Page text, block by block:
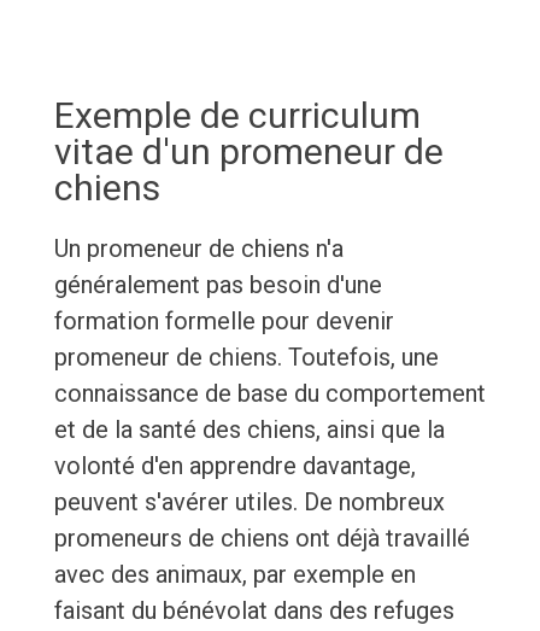
Exemple de curriculum
vitae d'un promeneur de
chiens
Un promeneur de chiens n'a
généralement pas besoin d'une
formation formelle pour devenir
promeneur de chiens. Toutefois, une
connaissance de base du comportement
et de la santé des chiens, ainsi que la
volonté d'en apprendre davantage,
peuvent s'avérer utiles. De nombreux
promeneurs de chiens ont déjà travaillé
avec des animaux, par exemple en
faisant du bénévolat dans des refuges